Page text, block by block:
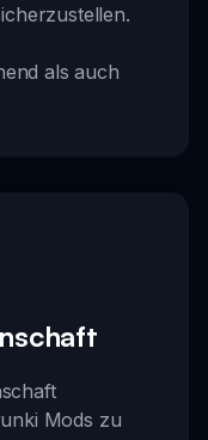
als auch
Mods zu